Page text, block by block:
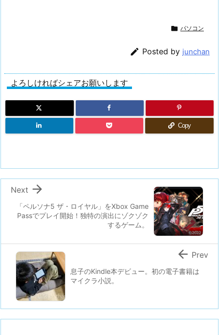
 パソコン
 Posted by junchan
よろしければシェアお願いします
Copy
「ペルソナ5 ザ・ロイヤル」をXbox Game
Passでプレイ開始！独特の演出にゾクゾク
するゲーム。

Next
息子のKindle本デビュー。初の電子書籍は
マイクラ小説。
 Prev